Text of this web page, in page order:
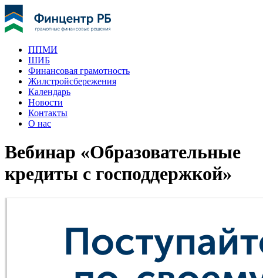
ППМИ
ШИБ
Финансовая грамотность
Жилстройсбережения
Календарь
Новости
Контакты
О нас
Вебинар «Образовательные
кредиты с господдержкой»